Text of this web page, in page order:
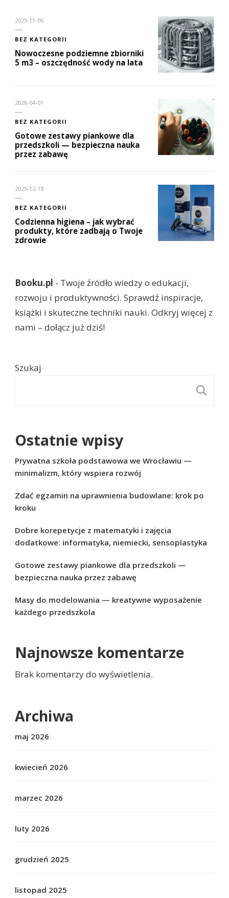
2025-11-06
BEZ KATEGORII
Nowoczesne podziemne zbiorniki
5 m3 – oszczędność wody na lata
2026-04-01
BEZ KATEGORII
Gotowe zestawy piankowe dla
przedszkoli — bezpieczna nauka
przez zabawę
2025-12-18
BEZ KATEGORII
Codzienna higiena – jak wybrać
produkty, które zadbają o Twoje
zdrowie
Booku.pl - Twoje źródło wiedzy o edukacji,
rozwoju i produktywności. Sprawdź inspiracje,
książki i skuteczne techniki nauki. Odkryj więcej z
nami – dołącz już dziś!
Szukaj
Ostatnie wpisy
Prywatna szkoła podstawowa we Wrocławiu —
minimalizm, który wspiera rozwój
Zdać egzamin na uprawnienia budowlane: krok po
kroku
Dobre korepetycje z matematyki i zajęcia
dodatkowe: informatyka, niemiecki, sensoplastyka
Gotowe zestawy piankowe dla przedszkoli —
bezpieczna nauka przez zabawę
Masy do modelowania — kreatywne wyposażenie
każdego przedszkola
Najnowsze komentarze
Brak komentarzy do wyświetlenia.
Archiwa
maj 2026
kwiecień 2026
marzec 2026
luty 2026
grudzień 2025
listopad 2025